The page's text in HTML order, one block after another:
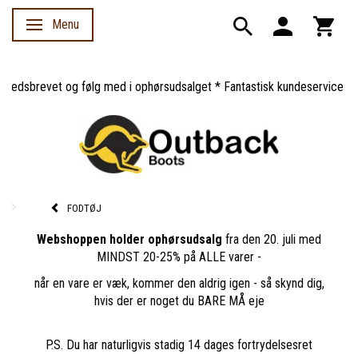
Skifte navigation
Menu
og følg med i ophørsudsalget * Fantastisk kundeservice *
FODTØJ
Webshoppen holder ophørsudsalg fra den 20. juli med
MINDST 20-25% på ALLE varer -
når en vare er væk, kommer den aldrig igen - så skynd dig,
hvis der er noget du BARE MÅ eje
P.S. Du har naturligvis stadig 14 dages fortrydelsesret